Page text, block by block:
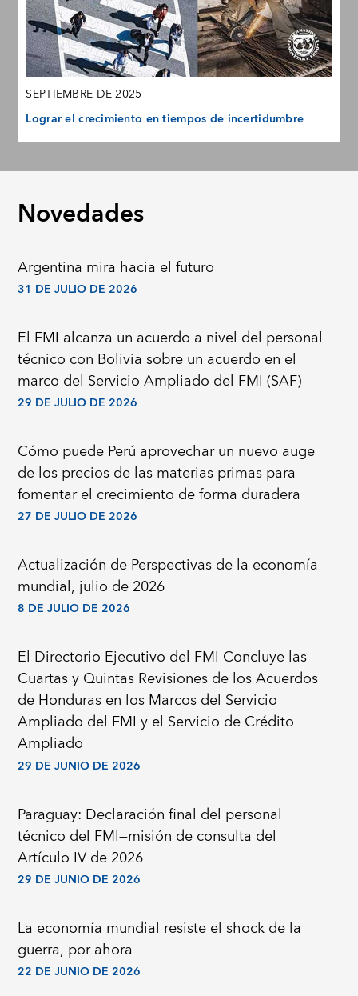
SEPTIEMBRE DE 2025
Lograr el crecimiento en tiempos de incertidumbre
Novedades
Argentina mira hacia el futuro
31 DE JULIO DE 2026
El FMI alcanza un acuerdo a nivel del personal
técnico con Bolivia sobre un acuerdo en el
marco del Servicio Ampliado del FMI (SAF)
29 DE JULIO DE 2026
Cómo puede Perú aprovechar un nuevo auge
de los precios de las materias primas para
fomentar el crecimiento de forma duradera
27 DE JULIO DE 2026
Actualización de Perspectivas de la economía
mundial, julio de 2026
8 DE JULIO DE 2026
El Directorio Ejecutivo del FMI Concluye las
Cuartas y Quintas Revisiones de los Acuerdos
de Honduras en los Marcos del Servicio
Ampliado del FMI y el Servicio de Crédito
Ampliado
29 DE JUNIO DE 2026
Paraguay: Declaración final del personal
técnico del FMI—misión de consulta del
Artículo IV de 2026
29 DE JUNIO DE 2026
La economía mundial resiste el shock de la
guerra, por ahora
22 DE JUNIO DE 2026